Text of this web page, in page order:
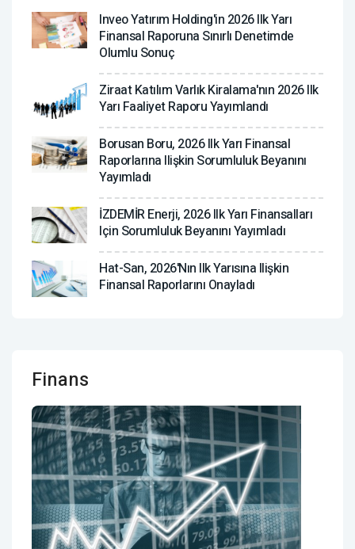
Inveo Yatırım Holding'in 2026 Ilk Yarı
Finansal Raporuna Sınırlı Denetimde
Olumlu Sonuç
Ziraat Katılım Varlık Kiralama'nın 2026 Ilk
Yarı Faaliyet Raporu Yayımlandı
Borusan Boru, 2026 Ilk Yarı Finansal
Raporlarına Ilişkin Sorumluluk Beyanını
Yayımladı
İZDEMİR Enerji, 2026 Ilk Yarı Finansalları
Için Sorumluluk Beyanını Yayımladı
Hat-San, 2026'nın Ilk Yarısına Ilişkin
Finansal Raporlarını Onayladı
Finans